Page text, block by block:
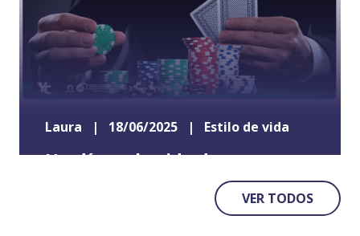
Laura | 18/06/2025 | Estilo de vida
Un día en la vida de un
jugador profesional
Explora el emocionante mundo de los
VER TODOS